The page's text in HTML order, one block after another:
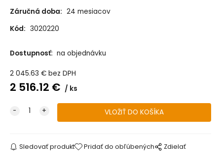
Záručná doba: 24 mesiacov
Kód: 3020220
Dostupnosť: na objednávku
2 045.63 € bez DPH
2 516.12 € ks
Sledovať produkt Pridať do obľúbených Zdielať